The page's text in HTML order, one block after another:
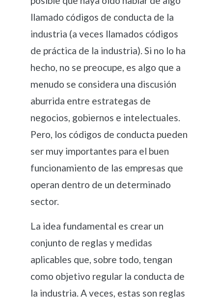
llamado códigos de conducta de la
industria (a veces llamados códigos
de práctica de la industria). Si no lo ha
hecho, no se preocupe, es algo que a
menudo se considera una discusión
aburrida entre estrategas de
negocios, gobiernos e intelectuales.
Pero, los códigos de conducta pueden
ser muy importantes para el buen
funcionamiento de las empresas que
operan dentro de un determinado
sector.
La idea fundamental es crear un
conjunto de reglas y medidas
aplicables que, sobre todo, tengan
como objetivo regular la conducta de
la industria. A veces, estas son reglas